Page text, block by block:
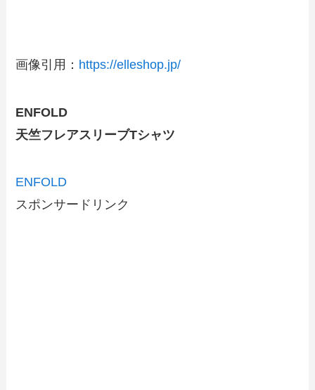
画像引用： https://elleshop.jp/
ENFOLD
天竺フレアスリーブTシャツ
ENFOLD
スポンサードリンク